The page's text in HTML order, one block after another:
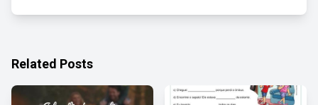
Related Posts